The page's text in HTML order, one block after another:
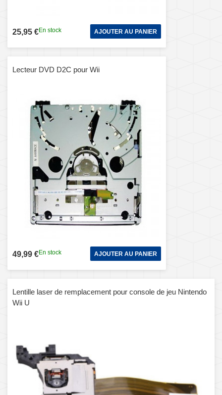
25,95 €En stock AJOUTER AU PANIER
Lecteur DVD D2C pour Wii
49,99 €En stock AJOUTER AU PANIER
Lentille laser de remplacement pour console de jeu Nintendo
Wii U